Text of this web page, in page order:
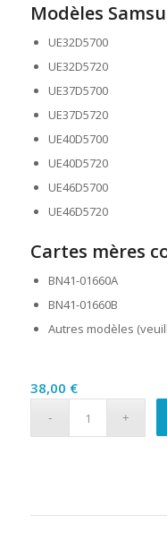
Modèles
UE32D5700
UE32D5720
UE37D5700
UE37D5720
UE40D5700
UE40D5720
UE46D5700
UE46D5720
Cartes mères
BN41-01660A
BN41-01660B
Autres modèles
38,00 €